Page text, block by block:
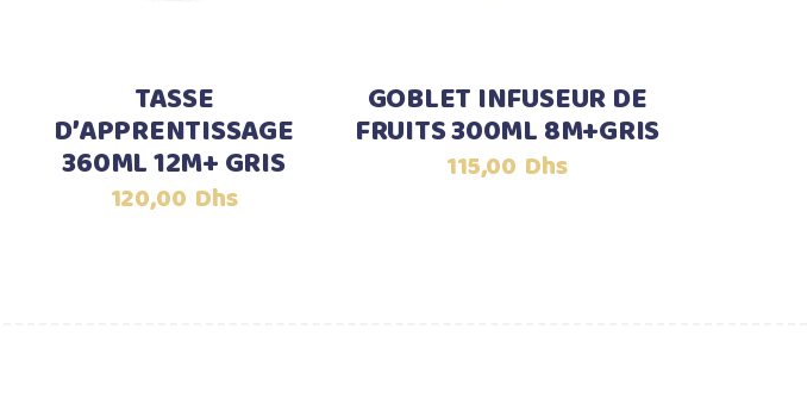
TASSE
D’APPRENTISSAGE
360ML 12M+ GRIS
120,00 Dhs
GOBLET INFUSEUR DE
FRUITS 300ML 8M+GRIS
115,00 Dhs